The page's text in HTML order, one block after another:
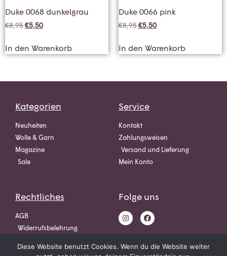
Duke 0068 dunkelgrau
€8,95€5,50
In den Warenkorb
Duke 0066 pink
€8,95€5,50
In den Warenkorb
Kategorien
Neuheiten
Wolle & Garn
Magazine
Sale
Service
Kontakt
Zahlungsweisen
Versand und Lieferung
Mein Konto
Rechtliches
AGB
Widerrufsbelehrung
Folge uns
Diese Website benutzt Cookies. Wenn du die Website weiter